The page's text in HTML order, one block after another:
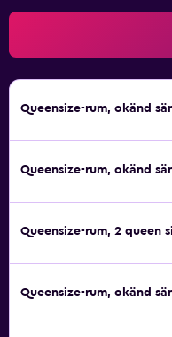
Queensize-rum, okänd
Queensize-rum, okänd
Queensize-rum, 2 queen
Queensize-rum, okänd